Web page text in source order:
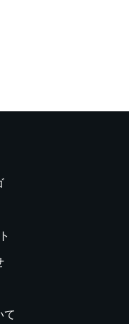
て